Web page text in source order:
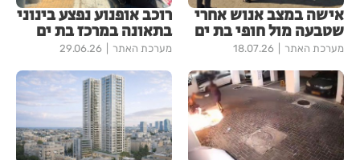
אישה במצב אנוש אחרי
שטבעה מול חופי בת ים
מערכת האתר 18.07.26
רוכב אופנוע נפצע בינוני
בתאונה במרכז בת ים
מערכת האתר 29.06.26